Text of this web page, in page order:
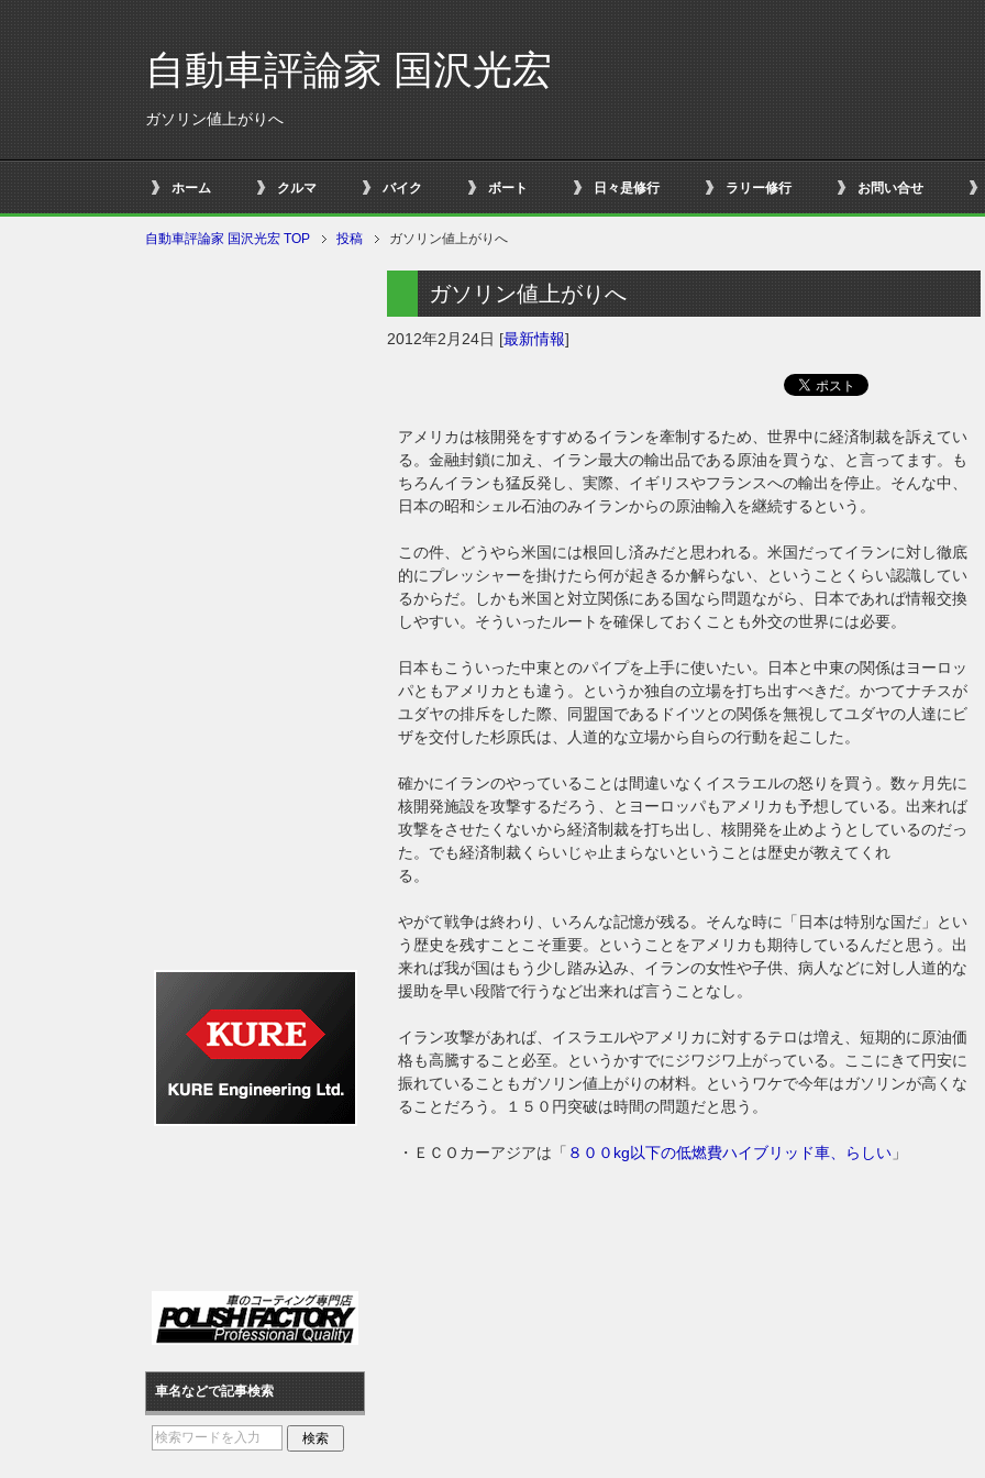
自動車評論家 国沢光宏
ガソリン値上がりへ
ホーム クルマ バイク ボート 日々是修行 ラリー修行 お問い合せ
自動車評論家 国沢光宏 TOP 投稿 ガソリン値上がりへ
ガソリン値上がりへ
2012年2月24日 [最新情報]
アメリカは核開発をすすめるイランを牽制するため、世界中に経済制裁を訴えてい
る。金融封鎖に加え、イラン最大の輸出品である原油を買うな、と言ってます。も
ちろんイランも猛反発し、実際、イギリスやフランスへの輸出を停止。そんな中、
日本の昭和シェル石油のみイランからの原油輸入を継続するという。
この件、どうやら米国には根回し済みだと思われる。米国だってイランに対し徹底
的にプレッシャーを掛けたら何が起きるか解らない、ということくらい認識してい
るからだ。しかも米国と対立関係にある国なら問題ながら、日本であれば情報交換
しやすい。そういったルートを確保しておくことも外交の世界には必要。
日本もこういった中東とのパイプを上手に使いたい。日本と中東の関係はヨーロッ
パともアメリカとも違う。というか独自の立場を打ち出すべきだ。かつてナチスが
ユダヤの排斥をした際、同盟国であるドイツとの関係を無視してユダヤの人達にビ
ザを交付した杉原氏は、人道的な立場から自らの行動を起こした。
確かにイランのやっていることは間違いなくイスラエルの怒りを買う。数ヶ月先に
核開発施設を攻撃するだろう、とヨーロッパもアメリカも予想している。出来れば
攻撃をさせたくないから経済制裁を打ち出し、核開発を止めようとしているのだっ
た。でも経済制裁くらいじゃ止まらないということは歴史が教えてくれ
る。
やがて戦争は終わり、いろんな記憶が残る。そんな時に「日本は特別な国だ」とい
う歴史を残すことこそ重要。ということをアメリカも期待しているんだと思う。出
来れば我が国はもう少し踏み込み、イランの女性や子供、病人などに対し人道的な
援助を早い段階で行うなど出来れば言うことなし。
イラン攻撃があれば、イスラエルやアメリカに対するテロは増え、短期的に原油価
格も高騰すること必至。というかすでにジワジワ上がっている。ここにきて円安に
振れていることもガソリン値上がりの材料。というワケで今年はガソリンが高くな
ることだろう。１５０円突破は時間の問題だと思う。
・ＥＣＯカーアジアは「 ８００kg以下の低燃費ハイブリッド車、らしい 」
車名などで記事検索